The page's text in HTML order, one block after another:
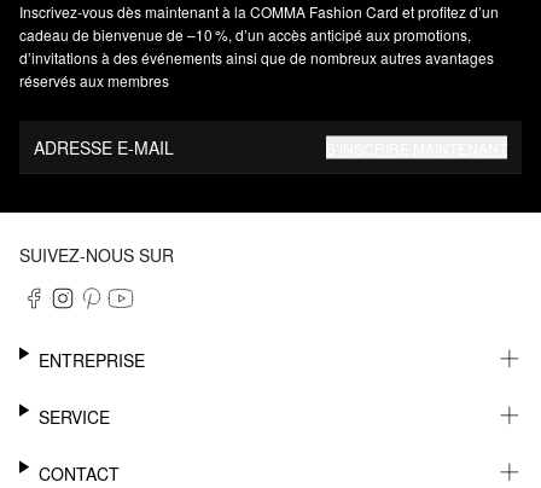
Inscrivez‑vous dès maintenant à la COMMA Fashion Card et profitez d’un
cadeau de bienvenue de –10 %, d’un accès anticipé aux promotions,
d’invitations à des événements ainsi que de nombreux autres avantages
réservés aux membres
ADRESSE E-MAIL
SUIVEZ-NOUS SUR
ENTREPRISE
CARRIÈRE
SERVICE
NEWSLETTER
CONTACT